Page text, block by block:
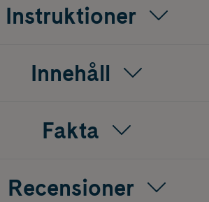
Instruktioner
Innehåll
Fakta
Recensioner